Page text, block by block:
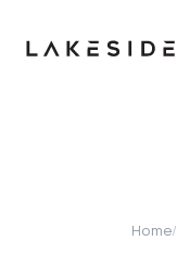
Home/